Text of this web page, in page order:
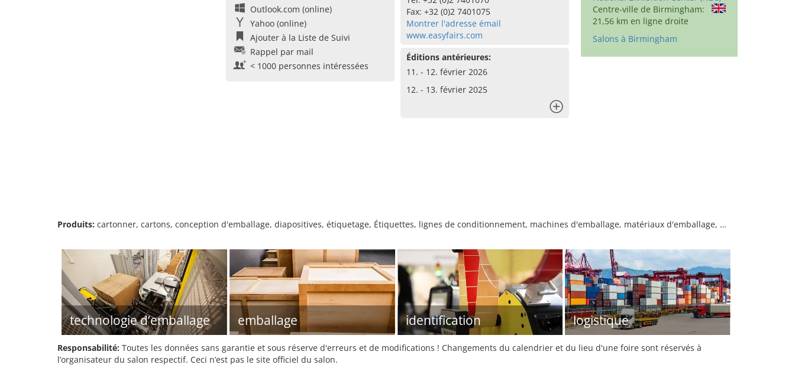
Outlook.com (online)
Yahoo (online)
Ajouter à la Liste de Suivi
Rappel par mail
< 1000 personnes intéressées
Fax: +32 (0)2 7401075
Montrer l'adresse émail
www.easyfairs.com
Éditions antérieures:
11. - 12. février 2026
12. - 13. février 2025
Centre-ville de Birmingham:
21,56 km en ligne droite
Salons à Birmingham
Produits: cartonner, cartons, conception d'emballage, diapositives, étiquetage, Étiquettes, lignes de conditionnement, machines d'emballage, matériaux d'emballage, …
technologie d’emballage emballage identification logistique
Responsabilité: Toutes les données sans garantie et sous réserve d'erreurs et de modifications ! Changements du calendrier et du lieu d'une foire sont réservés à
l’organisateur du salon respectif. Ceci n’est pas le site officiel du salon.